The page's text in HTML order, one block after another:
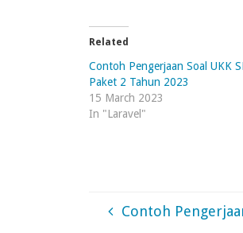
Related
Contoh Pengerjaan Soal UKK
Paket 2 Tahun 2023
15 March 2023
In "Laravel"
Contoh